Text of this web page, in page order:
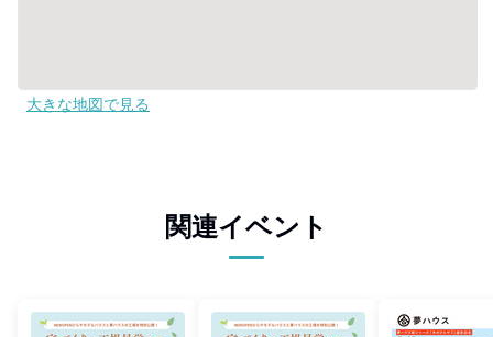
大きな地図で見る
関連イベント